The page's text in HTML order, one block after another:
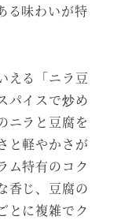
る味わいが特
える「ニラ豆
パイスで炒め
ニラと豆腐を
と軽やかさが
ム特有のコク
香じ、豆腐の
とに複雑でク